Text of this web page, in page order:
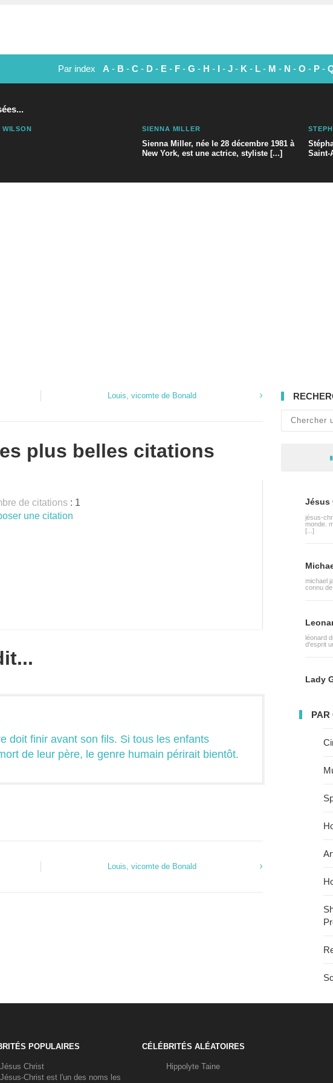
Par index A - B - C - D - E - F - G - H - I - J - K - L - M - N - O - P -
SIENNA MILLER
Sienna Miller, née le 28 décembre 1981 à
New York, est une actrice, styliste [...]
Saint-
Louis, vicomte de Bonald
plus belles citations
de citations : 1
une citation
doit finir avant son fils. Si tous les enfants
de leur père, le genre humain périrait bientôt.
Louis, vicomte de Bonald
Jésus
jésus-
monde.
[...]
michael
connu
léonard
d'esprit
Lady
PAR
POPULAIRES
Jésus Christ
Jésus-Christ est l'un des noms les
CÉLÉBRITÉS ALÉATOIRES
Hippolyte Taine